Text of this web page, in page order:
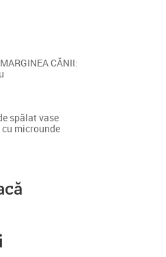
CĂNII:
spălat vase
microunde